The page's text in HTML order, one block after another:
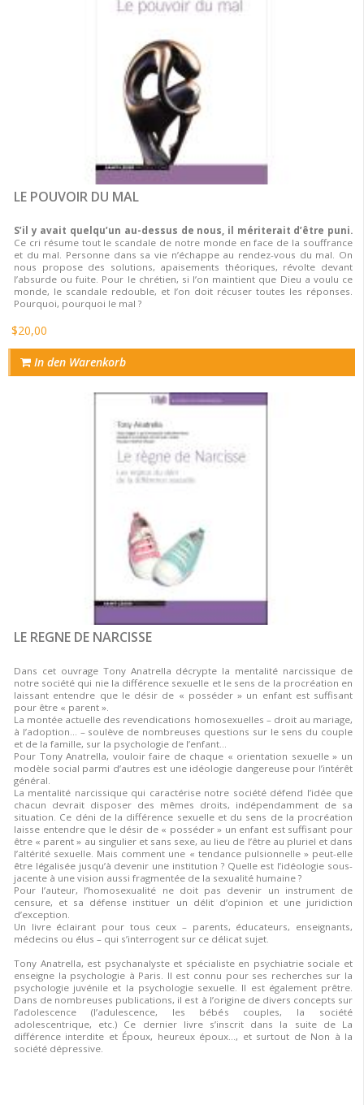
LE POUVOIR DU MAL
S’il y avait quelqu’un au-dessus de nous, il mériterait d’être puni.
Ce cri résume tout le scandale de notre monde en face de la souffrance
et du mal. Personne dans sa vie n’échappe au rendez-vous du mal. On
nous propose des solutions, apaisements théoriques, révolte devant
l’absurde ou fuite. Pour le chrétien, si l’on maintient que Dieu a voulu ce
monde, le scandale redouble, et l’on doit récuser toutes les réponses.
Pourquoi, pourquoi le mal ?
$20,00
In den Warenkorb
LE REGNE DE NARCISSE
Dans cet ouvrage Tony Anatrella décrypte la mentalité narcissique de
notre société qui nie la différence sexuelle et le sens de la procréation en
laissant entendre que le désir de « posséder » un enfant est suffisant
pour être « parent ».
La montée actuelle des revendications homosexuelles – droit au mariage,
à l’adoption… – soulève de nombreuses questions sur le sens du couple
et de la famille, sur la psychologie de l’enfant…
Pour Tony Anatrella, vouloir faire de chaque « orientation sexuelle » un
modèle social parmi d’autres est une idéologie dangereuse pour l’intérêt
général.
La mentalité narcissique qui caractérise notre société défend l’idée que
chacun devrait disposer des mêmes droits, indépendamment de sa
situation. Ce déni de la différence sexuelle et du sens de la procréation
laisse entendre que le désir de « posséder » un enfant est suffisant pour
être « parent » au singulier et sans sexe, au lieu de l’être au pluriel et dans
l’altérité sexuelle. Mais comment une « tendance pulsionnelle » peut-elle
être légalisée jusqu’à devenir une institution ? Quelle est l’idéologie sous-
jacente à une vision aussi fragmentée de la sexualité humaine ?
Pour l’auteur, l’homosexualité ne doit pas devenir un instrument de
censure, et sa défense instituer un délit d’opinion et une juridiction
d’exception.
Un livre éclairant pour tous ceux – parents, éducateurs, enseignants,
médecins ou élus – qui s’interrogent sur ce délicat sujet.
Tony Anatrella, est psychanalyste et spécialiste en psychiatrie sociale et
enseigne la psychologie à Paris. Il est connu pour ses recherches sur la
psychologie juvénile et la psychologie sexuelle. Il est également prêtre.
Dans de nombreuses publications, il est à l’origine de divers concepts sur
l’adolescence (l’adulescence, les bébés couples, la société
adolescentrique, etc.) Ce dernier livre s’inscrit dans la suite de La
différence interdite et Époux, heureux époux…, et surtout de Non à la
société dépressive.